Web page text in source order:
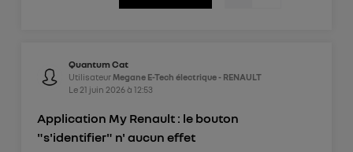
Quantum Cat
Utilisateur Megane E-Tech électrique - RENAULT
Le 21 juin 2026à 12:53
Application My Renault : le bouton
"s'identifier" n' aucun effet